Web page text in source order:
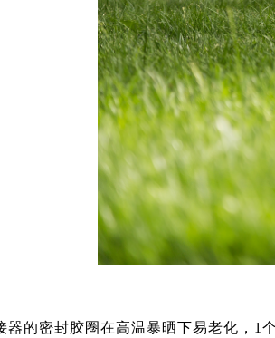
器的密封胶圈在高温暴晒下易老化，1